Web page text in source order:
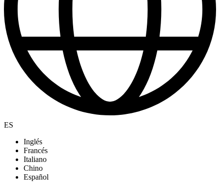
ES
Inglés
Francés
Italiano
Chino
Español